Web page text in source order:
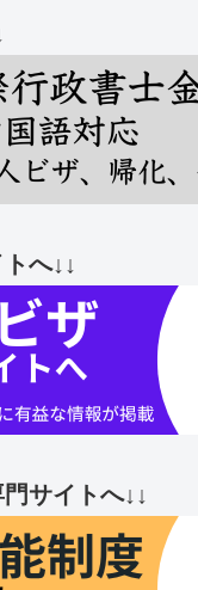
へ↓↓
サイトへ↓↓